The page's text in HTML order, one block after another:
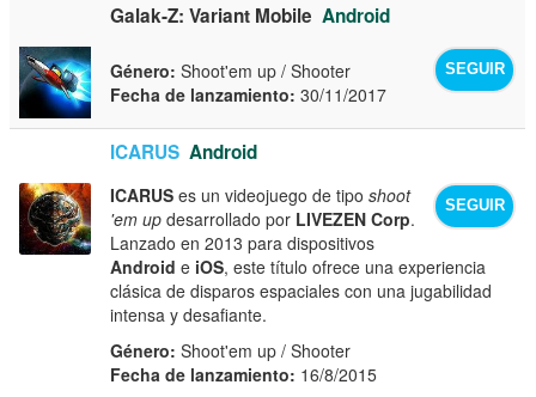
Galak-Z: Variant Mobile Android
SEGUIR
Género: Shoot'em up / Shooter
Fecha de lanzamiento: 30/11/2017
ICARUS Android
SEGUIR
ICARUS es un videojuego de tiposhoot
'em up desarrollado por LIVEZEN Corp.
Lanzado en 2013 para dispositivos
Android e iOS, este título ofrece una experiencia
clásica de disparos espaciales con una jugabilidad
intensa y desafiante.
Género: Shoot'em up / Shooter
Fecha de lanzamiento: 16/8/2015